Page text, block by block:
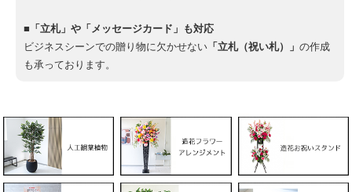
■「立札」や「メッセージカード」も対応
ビジネスシーンでの贈り物に欠かせない 「立札（祝い札）」 の作成
も承っております。